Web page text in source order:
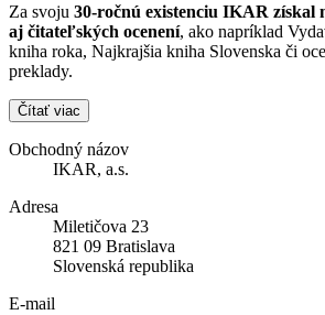
Za svoju 30-ročnú existenciu IKAR získal
aj čitateľských ocenení, ako napríklad
kniha roka, Najkrajšia kniha Slovenska či
preklady.
Čítať viac
Obchodný názov
IKAR, a.s.
Adresa
Miletičova 23
821 09 Bratislava
Slovenská republika
E-mail